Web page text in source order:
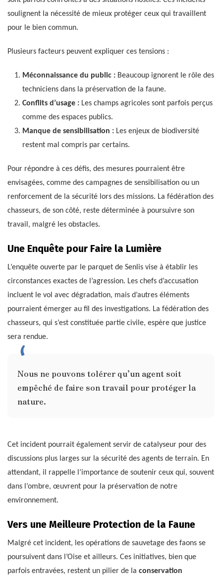
soulignent la nécessité de mieux protéger ceux qui travaillent
pour le bien commun.
Plusieurs facteurs peuvent expliquer ces tensions :
Méconnaissance du public : Beaucoup ignorent le rôle des
techniciens dans la préservation de la faune.
Conflits d’usage : Les champs agricoles sont parfois perçus
comme des espaces publics.
Manque de sensibilisation : Les enjeux de biodiversité
restent mal compris par certains.
Pour répondre à ces défis, des mesures pourraient être
envisagées, comme des campagnes de sensibilisation ou un
renforcement de la sécurité lors des missions. La fédération des
chasseurs, de son côté, reste déterminée à poursuivre son
travail, malgré les obstacles.
Une Enquête pour Faire la Lumière
L’enquête ouverte par le parquet de Senlis vise à établir les
circonstances exactes de l’agression. Les chefs d’accusation
incluent le vol avec dégradation, mais d’autres éléments
pourraient émerger au fil des investigations. La fédération des
chasseurs, qui s’est constituée partie civile, espère que justice
sera rendue.
Nous ne pouvons tolérer qu’un agent soit
empêché de faire son travail pour protéger la
nature.
Cet incident pourrait également servir de catalyseur pour des
discussions plus larges sur la sécurité des agents de terrain. En
attendant, il rappelle l’importance de soutenir ceux qui, souvent
dans l’ombre, œuvrent pour la préservation de notre
environnement.
Vers une Meilleure Protection de la Faune
Malgré cet incident, les opérations de sauvetage des faons se
poursuivent dans l’Oise et ailleurs. Ces initiatives, bien que
parfois entravées, restent un pilier de la conservation